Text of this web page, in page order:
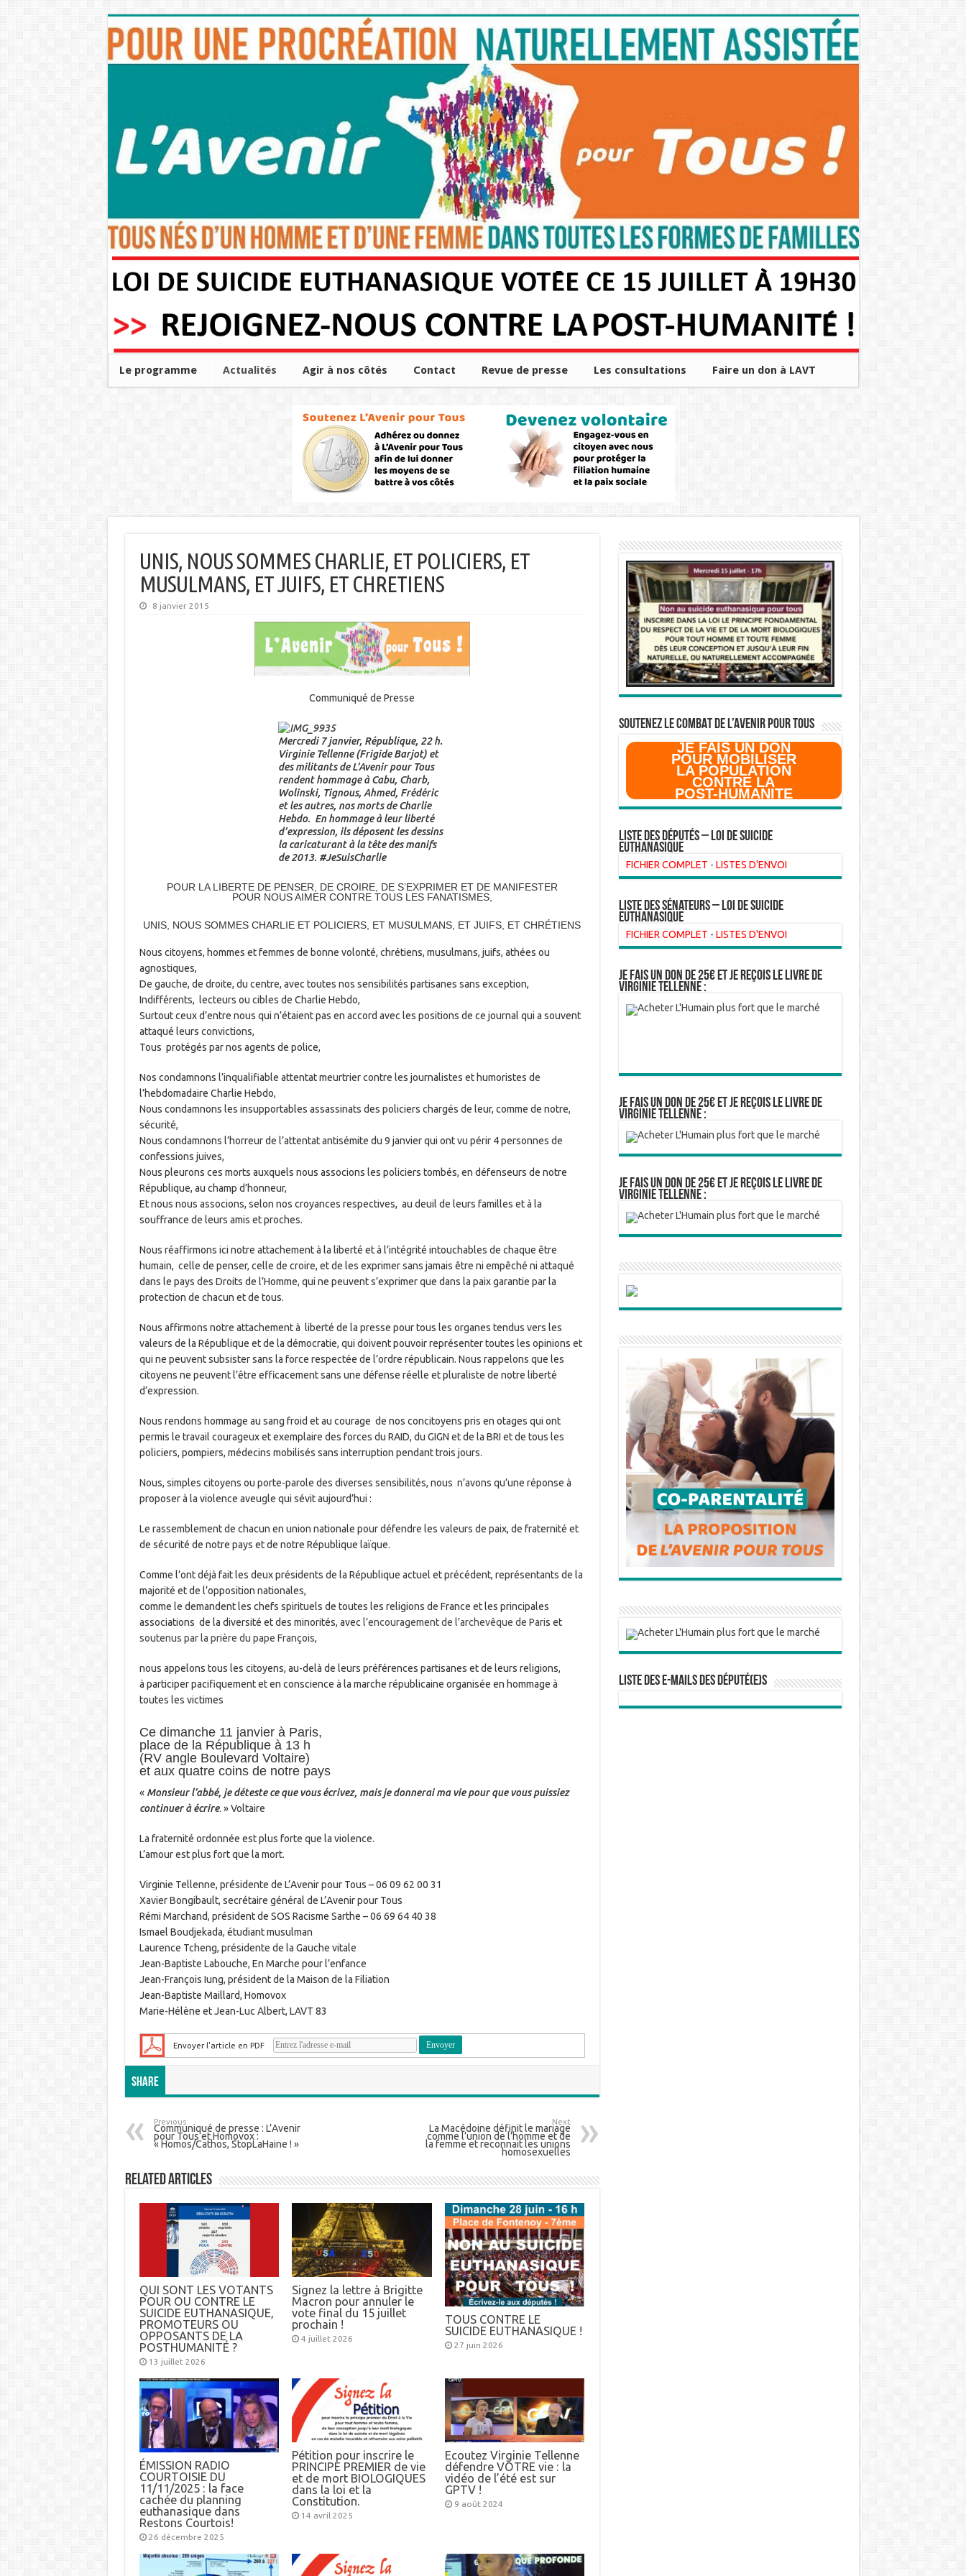
Le programme Actualités Agir à nos côtés Contact Revue de presse Les consultations Faire un don à LAVT
UNIS, NOUS SOMMES CHARLIE, ET POLICIERS, ET
MUSULMANS, ET JUIFS, ET CHRETIENS
8 janvier 2015
Communiqué de Presse
Mercredi 7 janvier, République, 22 h.
Virginie Tellenne (Frigide Barjot) et
des militants de L’Avenir pour Tous
rendent hommage à Cabu, Charb,
Wolinski, Tignous, Ahmed, Frédéric
et les autres, nos morts de Charlie
Hebdo. En hommage à leur liberté
d’expression, ils déposent les dessins
la caricaturant à la tête des manifs
de 2013. #JeSuisCharlie
POUR LA LIBERTE DE PENSER, DE CROIRE, DE S’EXPRIMER ET DE MANIFESTER
POUR NOUS AIMER CONTRE TOUS LES FANATISMES,
UNIS, NOUS SOMMES CHARLIE ET POLICIERS, ET MUSULMANS, ET JUIFS, ET CHRÉTIENS
Nous citoyens, hommes et femmes de bonne volonté, chrétiens, musulmans, juifs, athées ou
agnostiques,
De gauche, de droite, du centre, avec toutes nos sensibilités partisanes sans exception,
Indifférents, lecteurs ou cibles de Charlie Hebdo,
Surtout ceux d’entre nous qui n’étaient pas en accord avec les positions de ce journal qui a souvent
attaqué leurs convictions,
Tous protégés par nos agents de police,
Nos condamnons l’inqualifiable attentat meurtrier contre les journalistes et humoristes de
l’hebdomadaire Charlie Hebdo,
Nous condamnons les insupportables assassinats des policiers chargés de leur, comme de notre,
sécurité,
Nous condamnons l’horreur de l’attentat antisémite du 9 janvier qui ont vu périr 4 personnes de
confessions juives,
Nous pleurons ces morts auxquels nous associons les policiers tombés, en défenseurs de notre
République, au champ d’honneur,
Et nous nous associons, selon nos croyances respectives, au deuil de leurs familles et à la
souffrance de leurs amis et proches.
Nous réaffirmons ici notre attachement à la liberté et à l’intégrité intouchables de chaque être
humain, celle de penser, celle de croire, et de les exprimer sans jamais être ni empêché ni attaqué
dans le pays des Droits de l’Homme, qui ne peuvent s’exprimer que dans la paix garantie par la
protection de chacun et de tous.
Nous affirmons notre attachement à liberté de la presse pour tous les organes tendus vers les
valeurs de la République et de la démocratie, qui doivent pouvoir représenter toutes les opinions et
qui ne peuvent subsister sans la force respectée de l’ordre républicain. Nous rappelons que les
citoyens ne peuvent l’être efficacement sans une défense réelle et pluraliste de notre liberté
d’expression.
Nous rendons hommage au sang froid et au courage de nos concitoyens pris en otages qui ont
permis le travail courageux et exemplaire des forces du RAID, du GIGN et de la BRI et de tous les
policiers, pompiers, médecins mobilisés sans interruption pendant trois jours.
Nous, simples citoyens ou porte-parole des diverses sensibilités, nous n’avons qu’une réponse à
proposer à la violence aveugle qui sévit aujourd’hui :
Le rassemblement de chacun en union nationale pour défendre les valeurs de paix, de fraternité et
de sécurité de notre pays et de notre République laïque.
Comme l’ont déjà fait les deux présidents de la République actuel et précédent, représentants de la
majorité et de l’opposition nationales,
comme le demandent les chefs spirituels de toutes les religions de France et les principales
associations de la diversité et des minorités, avec l’encouragement de l’archevêque de Paris et
soutenus par la prière du pape François,
nous appelons tous les citoyens, au-delà de leurs préférences partisanes et de leurs religions,
à participer pacifiquement et en conscience à la marche républicaine organisée en hommage à
toutes les victimes
Ce dimanche 11 janvier à Paris,
place de la République à 13 h
(RV angle Boulevard Voltaire)
et aux quatre coins de notre pays
« Monsieur l’abbé, je déteste ce que vous écrivez, mais je donnerai ma vie pour que vous puissiez
continuer à écrire. » Voltaire
La fraternité ordonnée est plus forte que la violence.
L’amour est plus fort que la mort.
Virginie Tellenne, présidente de L’Avenir pour Tous – 06 09 62 00 31
Xavier Bongibault, secrétaire général de L’Avenir pour Tous
Rémi Marchand, président de SOS Racisme Sarthe – 06 69 64 40 38
Ismael Boudjekada, étudiant musulman
Laurence Tcheng, présidente de la Gauche vitale
Jean-Baptiste Labouche, En Marche pour l’enfance
Jean-François Iung, président de la Maison de la Filiation
Jean-Baptiste Maillard, Homovox
Marie-Hélène et Jean-Luc Albert, LAVT 83
Envoyer l'article en PDF
Share
Previous
Communiqué de presse : L’Avenir
pour Tous et Homovox :
« Homos/Cathos, StopLaHaine ! »
Next
La Macédoine définit le mariage
comme l’union de l’homme et de
la femme et reconnait les unions
homosexuelles
Related Articles
QUI SONT LES VOTANTS
POUR OU CONTRE LE
SUICIDE EUTHANASIQUE,
PROMOTEURS OU
OPPOSANTS DE LA
POSTHUMANITÉ ?
13 juillet 2026
Signez la lettre à Brigitte
Macron pour annuler le
vote final du 15 juillet
prochain !
4 juillet 2026
TOUS CONTRE LE
SUICIDE EUTHANASIQUE !
27 juin 2026
ÉMISSION RADIO
COURTOISIE DU
11/11/2025 : la face
cachée du planning
euthanasique dans
Restons Courtois!
26 décembre 2025
Pétition pour inscrire le
PRINCIPE PREMIER de vie
et de mort BIOLOGIQUES
dans la loi et la
Constitution.
14 avril 2025
Ecoutez Virginie Tellenne
défendre VOTRE vie : la
vidéo de l’été est sur
GPTV !
9 août 2024
SOUTENEZ LE COMBAT DE L’AVenir pour Tous
JE FAIS UN DON
POUR MOBILISER
LA POPULATION
CONTRE LA
POST-HUMANITE
Liste des Députés – Loi de suicide
euthanasique
FICHIER COMPLET - LISTES D'ENVOI
liste des sénateurs – loi de suicide
euthanasique
FICHIER COMPLET - LISTES D'ENVOI
Je fais un don de 25€ et je reçois le livre de
Virginie Tellenne :
Je fais un don de 25€ et je reçois le livre de
Virginie Tellenne :
Je fais un don de 25€ et je reçois le livre de
Virginie Tellenne :
Liste des e-mails des député(e)s